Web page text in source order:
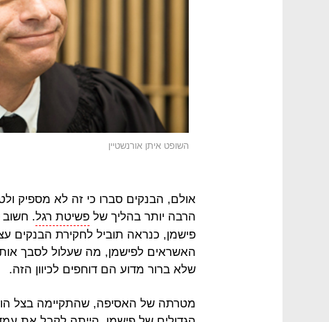
השופט איתן אורנשטיין
אולם, הבנקים סברו כי זה לא מספיק
הרבה יותר בהליך של פשיטת רגל. חשוב
פישמן, כנראה תוביל לחקירת הבנקים
האשראים לפישמן, מה שעלול לסבך
שלא ברור מדוע הם דוחפים לכיוון הזה.
מטרתה של האסיפה, שהתקיימה בצל